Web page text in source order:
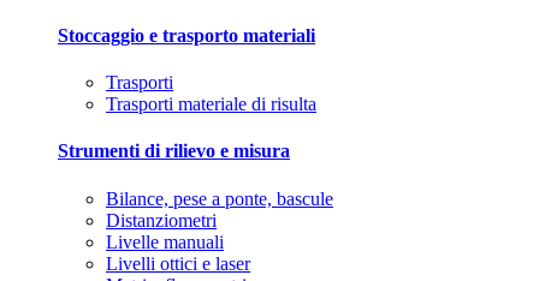
Stoccaggio e trasporto materiali
Trasporti
Trasporti materiale di risulta
Strumenti di rilievo e misura
Bilance, pese a ponte, bascule
Distanziometri
Livelle manuali
Livelli ottici e laser